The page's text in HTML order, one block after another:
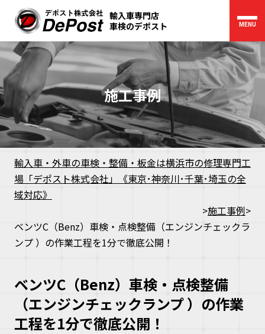
輸入車専門店
車検のデポスト
MENU
施工事例
輸入車・外車の車検・整備・板金は横浜市の修理専門工
場「デポスト株式会社」《東京･神奈川･千葉･埼玉の全
域対応》
>施工事例>
ベンツC（Benz）車検・点検整備（エンジンチェックラ
ンプ ）の作業工程を1分で徹底公開！
ベンツC（Benz）車検・点検整備
（エンジンチェックランプ ）の作業
工程を1分で徹底公開！